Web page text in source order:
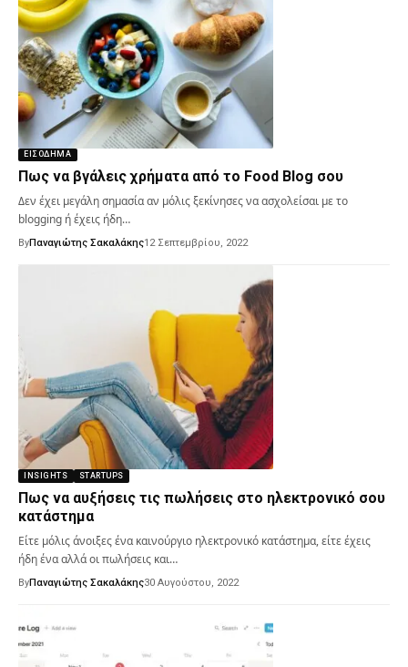
ΕΙΣΌΔΗΜΑ
Πως να βγάλεις χρήματα από το Food Blog σου
Δεν έχει μεγάλη σημασία αν μόλις ξεκίνησες να ασχολείσαι με το
blogging ή έχεις ήδη…
ByΠαναγιώτης Σακαλάκης12 Σεπτεμβρίου, 2022
INSIGHTS STARTUPS
Πως να αυξήσεις τις πωλήσεις στο ηλεκτρονικό σου
κατάστημα
Είτε μόλις άνοιξες ένα καινούργιο ηλεκτρονικό κατάστημα, είτε έχεις
ήδη ένα αλλά οι πωλήσεις και…
ByΠαναγιώτης Σακαλάκης30 Αυγούστου, 2022